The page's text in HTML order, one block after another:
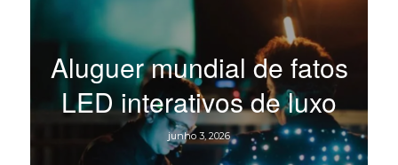
Aluguer mundial de fatos
LED interativos de luxo
junho 3, 2026